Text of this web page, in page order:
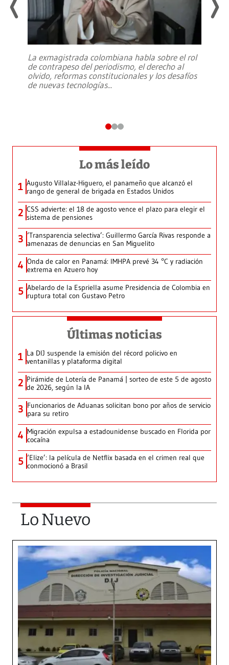
La exmagistrada colombiana habla sobre el rol
de contrapeso del periodismo, el derecho al
olvido, reformas constitucionales y los desafíos
de nuevas tecnologías...
Lo más leído
1 Augusto Villalaz-Higuero, el panameño que alcanzó el
rango de general de brigada en Estados Unidos
2 CSS advierte: el 18 de agosto vence el plazo para elegir el
sistema de pensiones
3 ‘Transparencia selectiva’: Guillermo García Rivas responde a
amenazas de denuncias en San Miguelito
4 Onda de calor en Panamá: IMHPA prevé 34 °C y radiación
extrema en Azuero hoy
5 Abelardo de la Espriella asume Presidencia de Colombia en
ruptura total con Gustavo Petro
Últimas noticias
1 La DIJ suspende la emisión del récord policivo en
ventanillas y plataforma digital
2 Pirámide de Lotería de Panamá | sorteo de este 5 de agosto
de 2026, según la IA
3 Funcionarios de Aduanas solicitan bono por años de servicio
para su retiro
4 Migración expulsa a estadounidense buscado en Florida por
cocaína
5 ‘Elize’: la película de Netflix basada en el crimen real que
conmocionó a Brasil
Lo Nuevo